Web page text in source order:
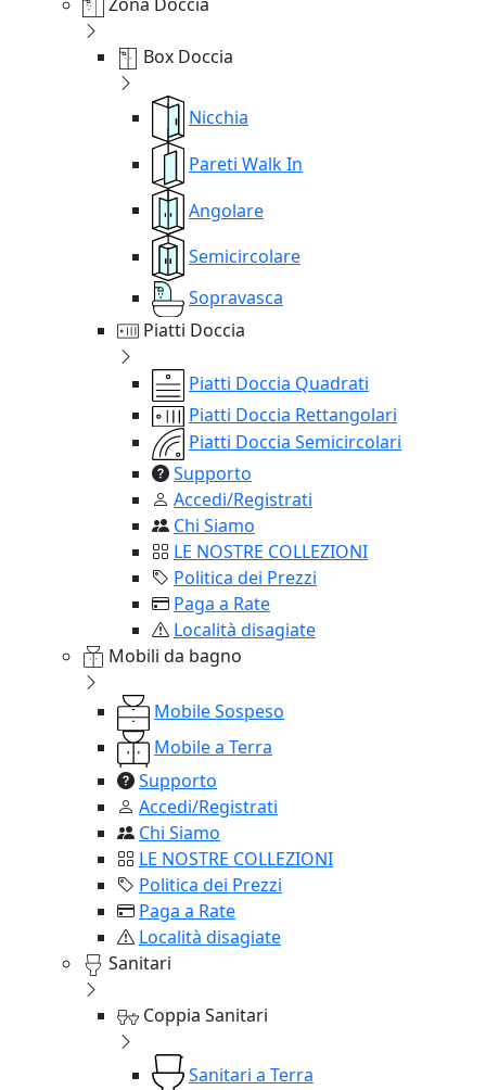
Box Doccia
Nicchia
Pareti Walk In
Angolare
Semicircolare
Sopravasca
Piatti Doccia
Piatti Doccia Quadrati
Piatti Doccia Rettangolari
Piatti Doccia Semicircolari
Supporto
Accedi/Registrati
Chi Siamo
LE NOSTRE COLLEZIONI
Politica dei Prezzi
Paga a Rate
Località disagiate
Mobili da bagno
Mobile Sospeso
Mobile a Terra
Supporto
Accedi/Registrati
Chi Siamo
LE NOSTRE COLLEZIONI
Politica dei Prezzi
Paga a Rate
Località disagiate
Sanitari
Coppia Sanitari
Sanitari a Terra